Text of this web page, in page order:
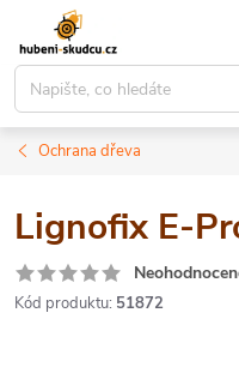
obsah
Ochrana dřeva
Lignofix E-
Kód produktu: 51872